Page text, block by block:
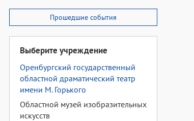
Прошедшие события
Выберите учреждение
Оренбургский государственный
областной драматический театр
имени М. Горького
Областной музей изобразительных
искусств